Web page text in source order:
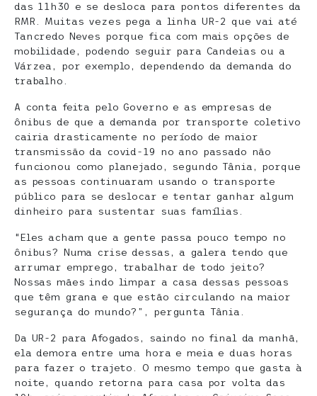
das 11h30 e se desloca para pontos diferentes da
RMR. Muitas vezes pega a linha UR-2 que vai até
Tancredo Neves porque fica com mais opções de
mobilidade, podendo seguir para Candeias ou a
Várzea, por exemplo, dependendo da demanda do
trabalho.
A conta feita pelo Governo e as empresas de
ônibus de que a demanda por transporte coletivo
cairia drasticamente no período de maior
transmissão da covid-19 no ano passado não
funcionou como planejado, segundo Tânia, porque
as pessoas continuaram usando o transporte
público para se deslocar e tentar ganhar algum
dinheiro para sustentar suas famílias.
“Eles acham que a gente passa pouco tempo no
ônibus? Numa crise dessas, a galera tendo que
arrumar emprego, trabalhar de todo jeito?
Nossas mães indo limpar a casa dessas pessoas
que têm grana e que estão circulando na maior
segurança do mundo?”, pergunta Tânia.
Da UR-2 para Afogados, saindo no final da manhã,
ela demora entre uma hora e meia e duas horas
para fazer o trajeto. O mesmo tempo que gasta à
noite, quando retorna para casa por volta das